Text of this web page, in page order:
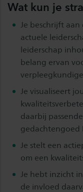
Wat kun je
Je beschrijft aan
actuele
leiderschap
belang ervan
Je visualiseert
daarbij
gedachtengoed
Je stelt een
om een
Je hebt inzicht
de invloed